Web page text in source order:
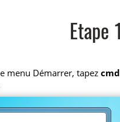
Etape 1
menu Démarrer, tapezcmd